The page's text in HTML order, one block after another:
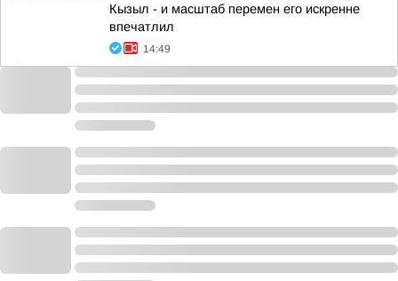
Кызыл - и масштаб перемен его искренне
впечатлил
14:49